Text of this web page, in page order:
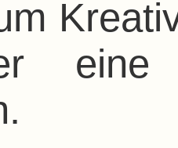
eine